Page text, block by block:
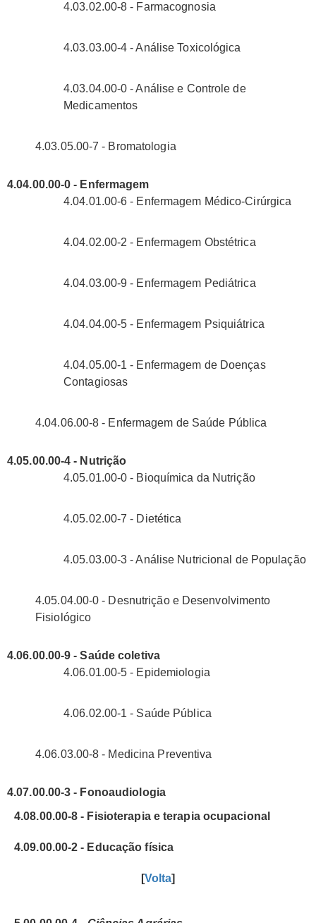
4.03.02.00-8 - Farmacognosia
4.03.03.00-4 - Análise Toxicológica
4.03.04.00-0 - Análise e Controle de
Medicamentos
4.03.05.00-7 - Bromatologia
4.04.00.00-0 - Enfermagem
4.04.01.00-6 - Enfermagem Médico-Cirúrgica
4.04.02.00-2 - Enfermagem Obstétrica
4.04.03.00-9 - Enfermagem Pediátrica
4.04.04.00-5 - Enfermagem Psiquiátrica
4.04.05.00-1 - Enfermagem de Doenças
Contagiosas
4.04.06.00-8 - Enfermagem de Saúde Pública
4.05.00.00-4 - Nutrição
4.05.01.00-0 - Bioquímica da Nutrição
4.05.02.00-7 - Dietética
4.05.03.00-3 - Análise Nutricional de População
4.05.04.00-0 - Desnutrição e Desenvolvimento
Fisiológico
4.06.00.00-9 - Saúde coletiva
4.06.01.00-5 - Epidemiologia
4.06.02.00-1 - Saúde Pública
4.06.03.00-8 - Medicina Preventiva
4.07.00.00-3 - Fonoaudiologia
4.08.00.00-8 - Fisioterapia e terapia ocupacional
4.09.00.00-2 - Educação física
[Volta]